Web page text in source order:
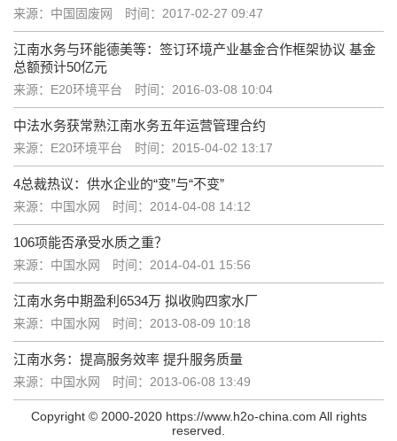
来源：中国固废网 时间：2017-02-27 09:47
江南水务与环能德美等：签订环境产业基金合作框架协议 基金
总额预计50亿元
来源：E20环境平台 时间：2016-03-08 10:04
中法水务获常熟江南水务五年运营管理合约
来源：E20环境平台 时间：2015-04-02 13:17
4总裁热议：供水企业的“变”与“不变”
来源：中国水网 时间：2014-04-08 14:12
106项能否承受水质之重？
来源：中国水网 时间：2014-04-01 15:56
江南水务中期盈利6534万 拟收购四家水厂
来源：中国水网 时间：2013-08-09 10:18
江南水务：提高服务效率 提升服务质量
来源：中国水网 时间：2013-06-08 13:49
Copyright © 2000-2020 https://www.h2o-china.com All rights
reserved.